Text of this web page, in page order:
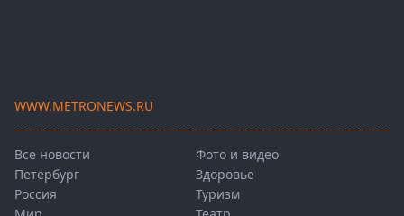
WWW.METRONEWS.RU
Все новости
Петербург
Россия
Фото и видео
Здоровье
Туризм